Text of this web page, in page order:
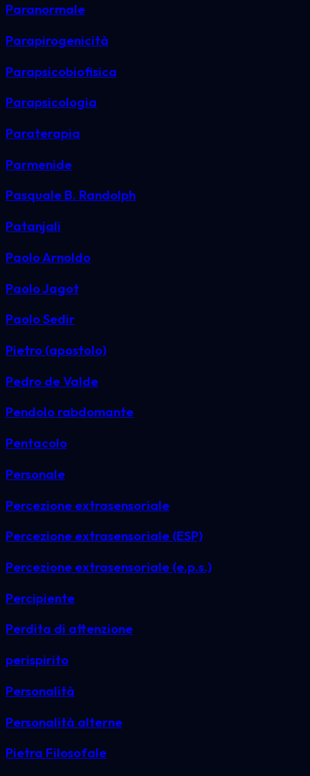
Paranormale
Parapirogenicità
Parapsicobiofisica
Parapsicologia
Paraterapia
Parmenide
Pasquale B. Randolph
Patanjali
Paolo Arnoldo
Paolo Jagot
Paolo Sedir
Pietro (apostolo)
Pedro de Valde
Pendolo rabdomante
Pentacolo
Personale
Percezione extrasensoriale
Percezione extrasensoriale (ESP)
Percezione extrasensoriale (e.p.s.)
Percipiente
Perdita di attenzione
perispirito
Personalità
Personalità alterne
Pietra Filosofale